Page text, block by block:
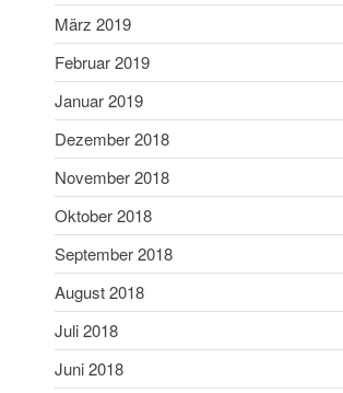
März 2019
Februar 2019
Januar 2019
Dezember 2018
November 2018
Oktober 2018
September 2018
August 2018
Juli 2018
Juni 2018